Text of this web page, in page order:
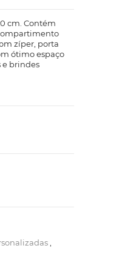
cm. Contém
zíper, porta
ótimo espaço
e brindes